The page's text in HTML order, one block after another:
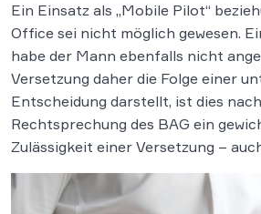
Ein Einsatz als „Mobile Pilot“
Office sei nicht möglich gewesen.
habe der Mann ebenfalls nicht
Versetzung daher die Folge einer
Entscheidung darstellt, ist dies
Rechtsprechung des BAG ein
Zulässigkeit einer Versetzung –